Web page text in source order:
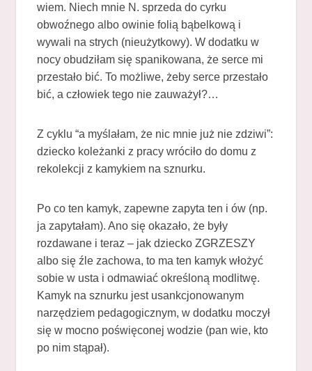
wiem. Niech mnie N. sprzeda do cyrku
obwoźnego albo owinie folią bąbelkową i
wywali na strych (nieużytkowy). W dodatku w
nocy obudziłam się spanikowana, że serce mi
przestało bić. To możliwe, żeby serce przestało
bić, a człowiek tego nie zauważył?…
Z cyklu “a myślałam, że nic mnie już nie zdziwi”:
dziecko koleżanki z pracy wróciło do domu z
rekolekcji z kamykiem na sznurku.
Po co ten kamyk, zapewne zapyta ten i ów (np.
ja zapytałam). Ano się okazało, że były
rozdawane i teraz – jak dziecko ZGRZESZY
albo się źle zachowa, to ma ten kamyk włożyć
sobie w usta i odmawiać określoną modlitwę.
Kamyk na sznurku jest usankcjonowanym
narzędziem pedagogicznym, w dodatku moczył
się w mocno poświęconej wodzie (pan wie, kto
po nim stąpał).